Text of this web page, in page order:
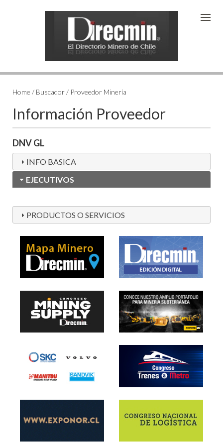
Home / Buscador / Proveedor Minería
Información Proveedor
DNV GL
INFO BASICA
EJECUTIVOS
PRODUCTOS O SERVICIOS